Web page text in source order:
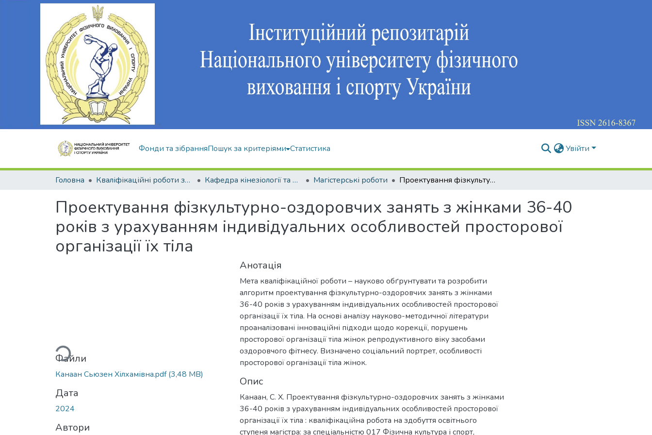
Фонди та зібранняПошук за критеріями Статистика Увійти
Головна Кваліфікаційні роботи здобувачів вищої освіти Кафедра кінезіології та фізкультурно-спортивної реабілітації Магістерські роботи Проектування фізкультурно-оздоровчих занять з жінками 36-40 років з урахуванням індивідуальних особливостей просторової організації їх тіла
Проектування фізкультурно-оздоровчих занять з жінками 36-40
років з урахуванням індивідуальних особливостей просторової
організації їх тіла
Вантажиться...
Файли
Канаан Сьюзен Хілхамівна.pdf(3,48 MB)
Дата
2024
Автори
Анотація
Мета кваліфікаційної роботи – науково обґрунтувати та розробити
алгоритм проектування фізкультурно-оздоровчих занять з жінками
36-40 років з урахуванням індивідуальних особливостей просторової
організації їх тіла. На основі аналізу науково-методичної літератури
проаналізовані інноваційні підходи щодо корекції, порушень
просторової організації тіла жінок репродуктивного віку засобами
оздоровчого фітнесу. Визначено соціальний портрет, особливості
просторової організації тіла жінок.
Опис
Канаан, С. Х. Проектування фізкультурно-оздоровчих занять з жінками
36-40 років з урахуванням індивідуальних особливостей просторової
організації їх тіла : кваліфікаційна робота на здобуття освітнього
ступеня магістра: за спеціальністю 017 Фізична культура і спорт,